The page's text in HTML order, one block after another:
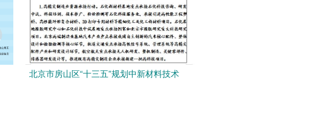
北京市房山区“十三五”规划中新材料技术